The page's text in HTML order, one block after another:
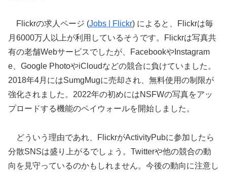
Flickrの求人ページ (Jobs | Flickr) によると、Flickrは毎
月6000万人以上が利用しているそうです。Flickrは写真共
有の老舗Webサービスでしたが、FacebookやInstagram
e、Google PhotoやiCloudなどの競合に負けていました。
2018年4月にはSumgMugに売却され、無料使用の制限が
強化されました。2022年の初めにはNSFWの写真をアッ
プロードする機能のペイウォールを開始しました。
どういう理由であれ、FlickrがActivityPubに参加したら
分散SNSは盛り上がるでしょう。Twitterや他の競合の動
向を見守っているのかもしれません。今後の動向に注意し